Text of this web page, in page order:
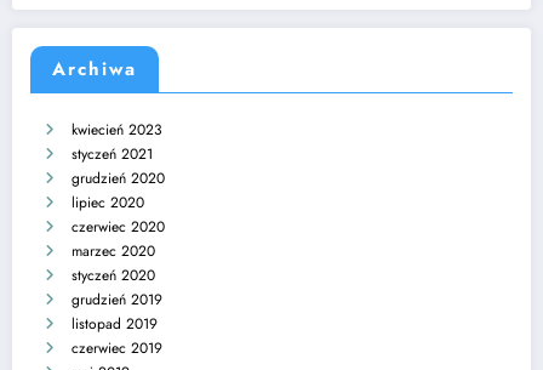
Archiwa
kwiecień 2023
styczeń 2021
grudzień 2020
lipiec 2020
czerwiec 2020
marzec 2020
styczeń 2020
grudzień 2019
listopad 2019
czerwiec 2019